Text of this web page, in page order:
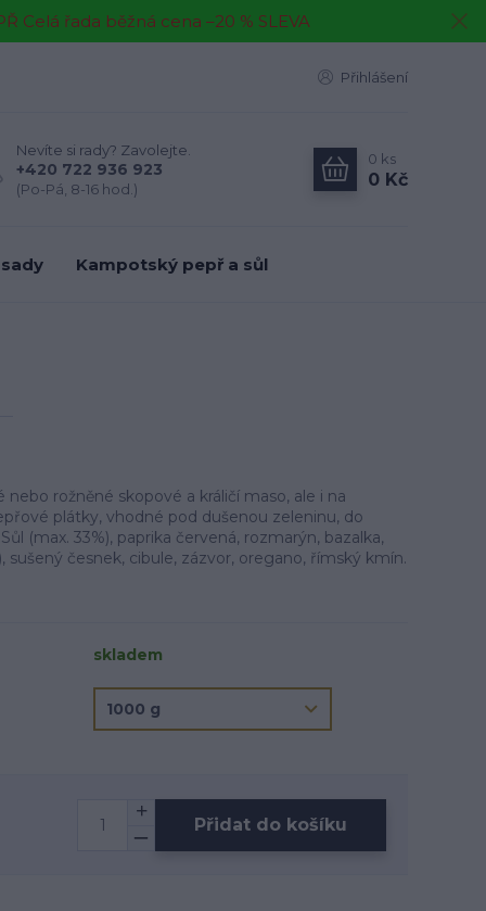
Celá řada běžná cena –20 % SLEVA
Přihlášení
Nevíte si rady? Zavolejte.
+420 722 936 923
(Po-Pá, 8-16 hod.)
0 ks
0 Kč
Kampotský pepř a sůl
nebo rožněné skopové a králičí maso, ale i na
plátky, vhodné pod dušenou zeleninu, do
(max. 33%), paprika červená, rozmarýn, bazalka,
sušený česnek, cibule, zázvor, oregano, římský kmín.
skladem
Přidat do košíku